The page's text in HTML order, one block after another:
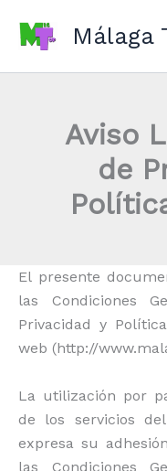
Málaga
Aviso
de
El presente
las Condiciones
Privacidad y
web (http://
La utilización por
de los servicios
expresa su
las Condiciones